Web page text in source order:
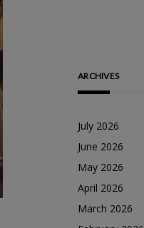
ARCHIVES
July 2026
June 2026
May 2026
April 2026
March 2026